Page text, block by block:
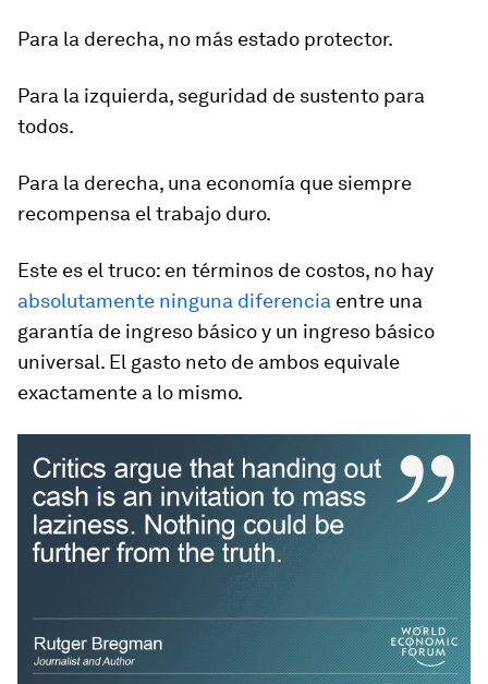
Para la derecha, no más estado protector.
Para la izquierda, seguridad de sustento para
todos.
Para la derecha, una economía que siempre
recompensa el trabajo duro.
Este es el truco: en términos de costos, no hay
absolutamente ninguna diferencia entre una
garantía de ingreso básico y un ingreso básico
universal. El gasto neto de ambos equivale
exactamente a lo mismo.